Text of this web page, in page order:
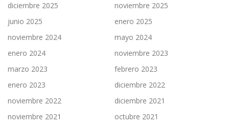
diciembre 2025
noviembre 2025
junio 2025
enero 2025
noviembre 2024
mayo 2024
enero 2024
noviembre 2023
marzo 2023
febrero 2023
enero 2023
diciembre 2022
noviembre 2022
diciembre 2021
noviembre 2021
octubre 2021